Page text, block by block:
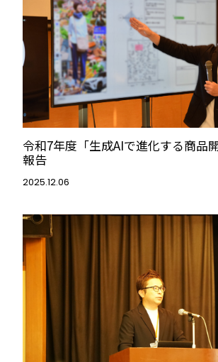
令和7年度「生成AIで進化する商品
報告
2025.12.06